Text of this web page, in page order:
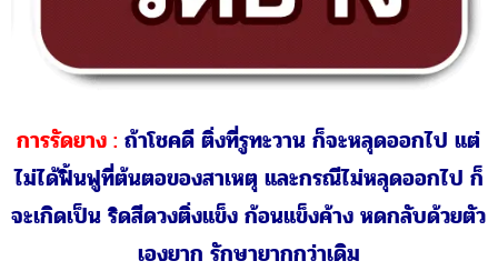
การผ่าตัด : เป็นการผ่าออกเฉพาะ ติ่งริดสีดวงภายนอก
ที่ยื่นออกมา แต่เซลล์ผนังลำไส้ไม่ได้ฟื้นฟูทั้งระบบ จึง
ทำให้เกิดโป่งพองออกมาเป็นติ่งเนื้อริดสีดวงได้อีกทุก
เมื่อ